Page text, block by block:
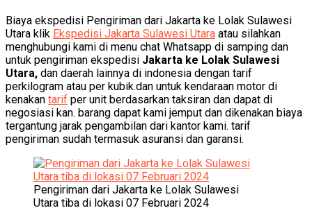
Biaya ekspedisi Pengiriman dari Jakarta ke Lolak Sulawesi
Utara klik Ekspedisi Jakarta Sulawesi Utara atau silahkan
menghubungi kami di menu chat Whatsapp di samping dan
untuk pengiriman ekspedisi Jakarta ke Lolak Sulawesi
Utara, dan daerah lainnya di indonesia dengan tarif
perkilogram atau per kubik.dan untuk kendaraan motor di
kenakan tarif per unit berdasarkan taksiran dan dapat di
negosiasi kan. barang dapat kami jemput dan dikenakan biaya
tergantung jarak pengambilan dari kantor kami. tarif
pengiriman sudah termasuk asuransi dan garansi.
Pengiriman dari Jakarta ke Lolak Sulawesi
Utara tiba di lokasi 07 Februari 2024